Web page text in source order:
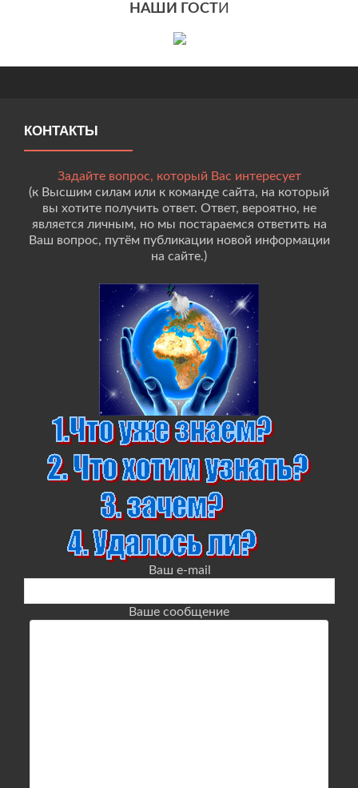
НАШИ ГОСТИ
КОНТАКТЫ
Задайте вопрос, который Вас интересует
(к Высшим силам или к команде сайта, на который
вы хотите получить ответ. Ответ, вероятно, не
является личным, но мы постараемся ответить на
Ваш вопрос, путём публикации новой информации
на сайте.)
Ваш e-mail
Ваше сообщение